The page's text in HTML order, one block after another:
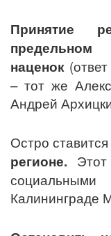
Принятие
наценок
– тот же
Андрей
Остро
регионе.
социальными
Калининграде